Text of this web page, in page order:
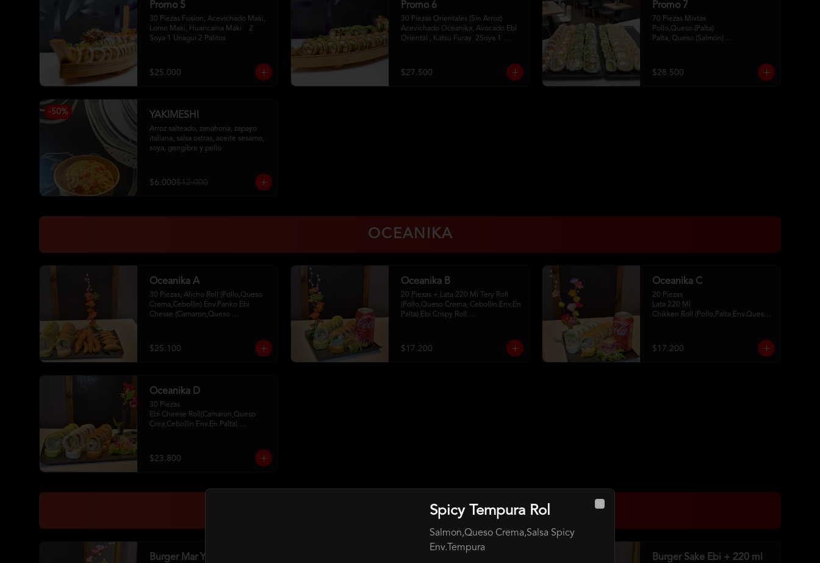
Promo 5
30 Piezas Fusion, Acevichado Maki,
Lomo Maki, Huancaina Maki    2
Soya 1 Unagui 2 Palitos
$25.000
Promo 6
30 Piezas Orientales (Sin Arroz)
Acevichado Oceanika, Avocado Ebi
Oriental , Katsu Furay  2Soya 1
$27.500
Promo 7
70 Piezas Mixtas
Pollo,Queso (Palta)
Palta, Queso (Salmón)
Kanikama, Queso (Tempura)
Camaron, Queso (Panko)
$28.500
-50% YAKIMESHI
Arroz salteado, zanahoria, zapayo
italiana, salsa ostras, aceite sesamo,
soya, gengibre y pollo
$6.000$12.000
OCEANIKA
Oceanika A
30 Piezas, Alicho Roll (Pollo,Queso
Crema,Cebollin) Env.Panko Ebi
Chesse (Camaron,Queso
2Palitos - 2 Soya- 1Unagui
$25.100
Oceanika B
20 Piezas + Lata 220 Ml Tery Roll
(Pollo,Queso Crema, Cebollin Env.En
Palta) Ebi Crispy Roll
-1Unagui
$17.200
Oceanika C
20 Piezas
Lata 220 Ml
Chikken Roll (Pollo,Palta Env.Queso
Crema ,Cebollin Env Tempura)
2Palitos -1  Soya -1 Unagui
$17.200
Oceanika D
30 Piezas
Ebi Cheese Roll(Camaron,Queso
Crea,Cebollin Env.En Palta)
Chikken Furay (Pollo,Queso Crema
,Ciboulette Env En Panko
$23.800
BURGER + 220 ML BEBIDA
Burger Mar Y Tierra + 220
Burger Sake Ebi + 220 ml
Spicy Tempura Rol
Salmon,Queso Crema,Salsa Spicy
Env.Tempura